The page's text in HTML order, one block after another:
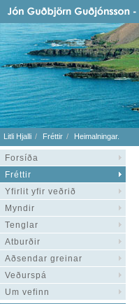
Litli Hjalli Fréttir Heimalningar.
Forsíða
Fréttir
Yfirlit yfir veðrið
Myndir
Tenglar
Atburðir
Aðsendar greinar
Veðurspá
Um vefinn